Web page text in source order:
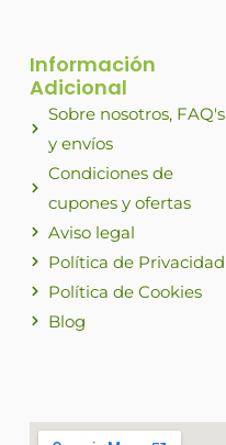
Información
Adicional
Sobre nosotros, FAQ's
y envíos
Condiciones de
cupones y ofertas
Aviso legal
Política de Privacidad
Política de Cookies
Blog